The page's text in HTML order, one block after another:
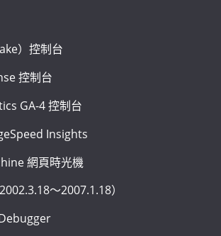
）控制台
控制台
GA-4 控制台
Insights
網頁時光機
～2007.1.18）